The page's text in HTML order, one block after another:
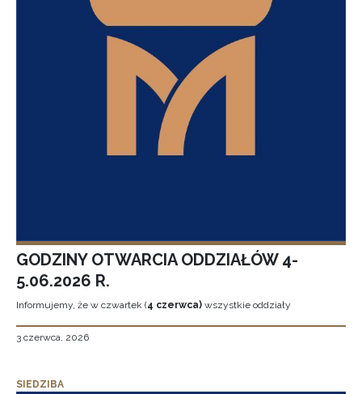
GODZINY OTWARCIA ODDZIAŁÓW 4-
5.06.2026 R.
Informujemy, że w czwartek (4 czerwca) wszystkie oddziały
3 czerwca, 2026
SIEDZIBA